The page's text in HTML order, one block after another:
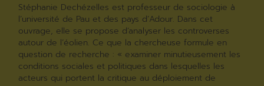
Stéphanie Dechézelles est professeur de sociologie à
l’université de Pau et des pays d’Adour. Dans cet
ouvrage, elle se propose d’analyser les controverses
autour de l’éolien. Ce que la chercheuse formule en
question de recherche : « examiner minutieusement les
conditions sociales et politiques dans lesquelles les
acteurs qui portent la critique au déploiement de